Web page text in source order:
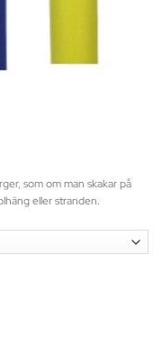
som om man skakar på
eller stranden.